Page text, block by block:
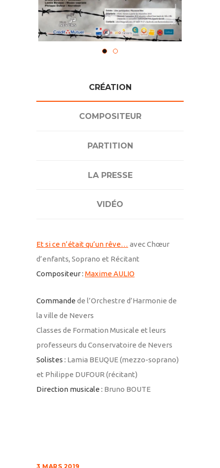
CRÉATION
COMPOSITEUR
PARTITION
LA PRESSE
VIDÉO
Et si ce n’était qu’un rêve… avec Chœur
d’enfants, Soprano et Récitant
Compositeur : Maxime AULIO
Commande de l’Orchestre d’Harmonie de
la ville de Nevers
Classes de Formation Musicale et leurs
professeurs du Conservatoire de Nevers
Solistes : Lamia BEUQUE (mezzo-soprano)
et Philippe DUFOUR (récitant)
Direction musicale : Bruno BOUTE
3 MARS 2019